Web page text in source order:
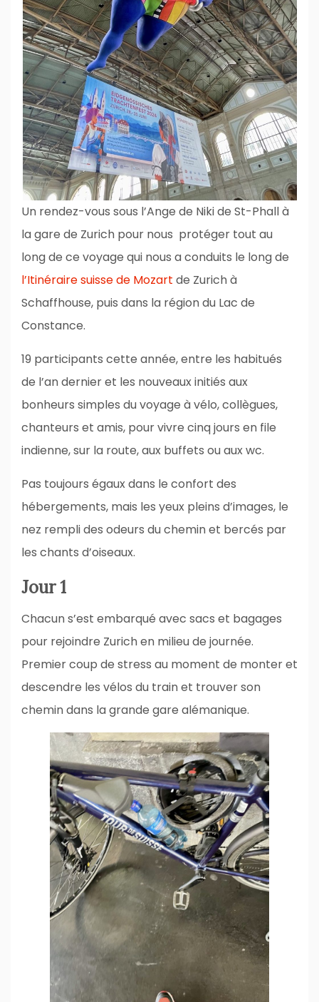
Un rendez-vous sous l’Ange de Niki de St-Phall à
la gare de Zurich pour nous protéger tout au
long de ce voyage qui nous a conduits le long de
l’Itinéraire suisse de Mozart de Zurich à
Schaffhouse, puis dans la région du Lac de
Constance.
19 participants cette année, entre les habitués
de l’an dernier et les nouveaux initiés aux
bonheurs simples du voyage à vélo, collègues,
chanteurs et amis, pour vivre cinq jours en file
indienne, sur la route, aux buffets ou aux wc.
Pas toujours égaux dans le confort des
hébergements, mais les yeux pleins d’images, le
nez rempli des odeurs du chemin et bercés par
les chants d’oiseaux.
Jour 1
Chacun s’est embarqué avec sacs et bagages
pour rejoindre Zurich en milieu de journée.
Premier coup de stress au moment de monter et
descendre les vélos du train et trouver son
chemin dans la grande gare alémanique.